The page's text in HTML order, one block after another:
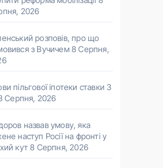
2026
розповів, про що
з Вучичем 8 Серпня,
пільгової іпотеки ставки 3
Серпня, 2026
назвав умову, яка
наступ Росії на фронті у
кут 8 Серпня, 2026